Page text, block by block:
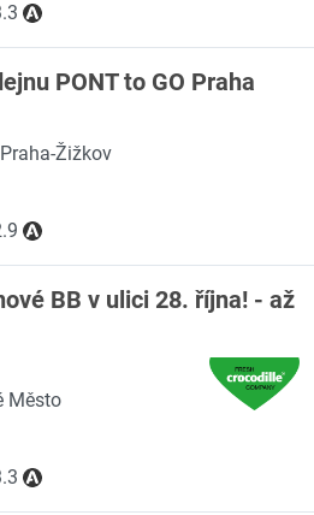
PONT to GO Praha
Žižkov
BB v ulici 28. října! - až
Město